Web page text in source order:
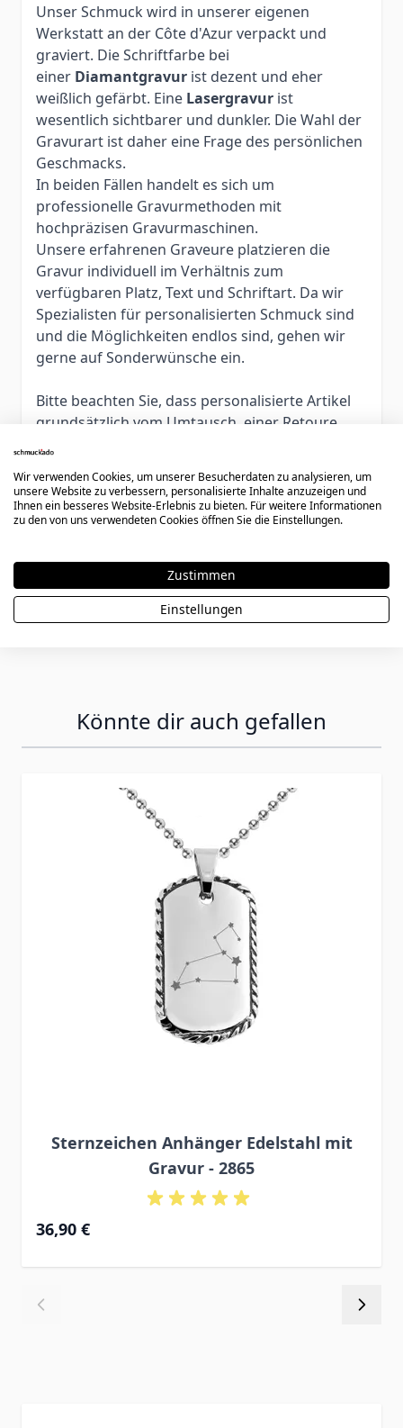
Unser Schmuck wird in unserer eigenen
Werkstatt an der Côte d'Azur verpackt und
graviert. Die Schriftfarbe bei
einer Diamantgravur ist dezent und eher
weißlich gefärbt. Eine Lasergravur ist
wesentlich sichtbarer und dunkler. Die Wahl der
Gravurart ist daher eine Frage des persönlichen
Geschmacks.
In beiden Fällen handelt es sich um
professionelle Gravurmethoden mit
hochpräzisen Gravurmaschinen.
Unsere erfahrenen Graveure platzieren die
Gravur individuell im Verhältnis zum
verfügbaren Platz, Text und Schriftart. Da wir
Spezialisten für personalisierten Schmuck sind
und die Möglichkeiten endlos sind, gehen wir
gerne auf Sonderwünsche ein.
Bitte beachten Sie, dass personalisierte Artikel
grundsätzlich vom Umtausch, einer Retoure
oder Kaufpreiserstattung ausgeschlossen sind.
Armbandlänge vorab zu bestimmen. Im
Zweifelsfall können Sie einen Artikel auch ohne
Gravur bestellen und später diesen bei uns
Sie das Schmuckstück an uns zurücksenden und
die Kosten für die Gravur und den erneuten
Versand übernehmen.
Könnte dir auch gefallen
Sternzeichen Anhänger Edelstahl mit
Gravur - 2865
36,90 €
Wir verwenden Cookies, um unserer Besucherdaten zu analysieren, um
unsere Website zu verbessern, personalisierte Inhalte anzuzeigen und
Ihnen ein besseres Website-Erlebnis zu bieten. Für weitere Informationen
zu den von uns verwendeten Cookies öffnen Sie die Einstellungen.
Zustimmen
Einstellungen